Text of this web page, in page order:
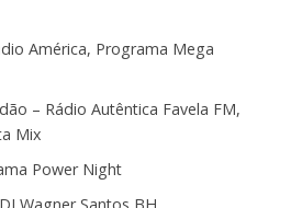
América, Programa Mega
– Rádio Autêntica Favela FM,
Mix
Power Night